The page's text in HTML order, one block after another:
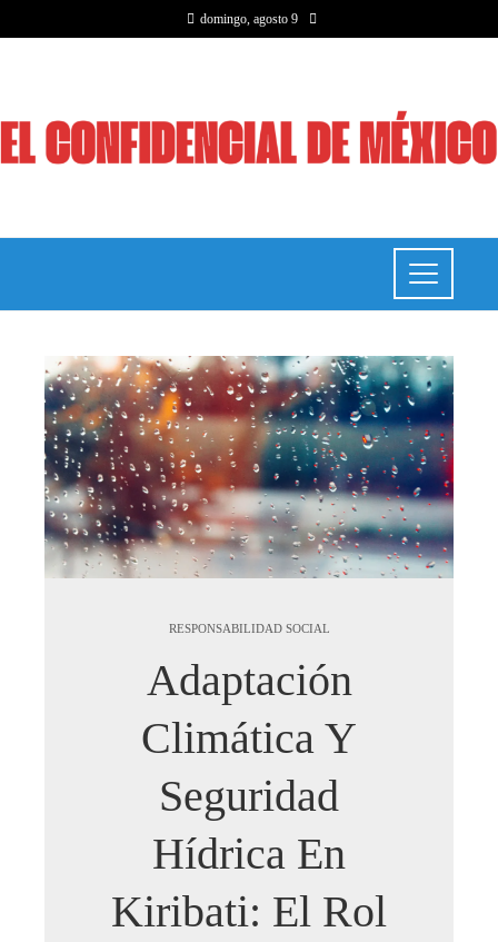
domingo, agosto 9
RESPONSABILIDAD SOCIAL
Adaptación
Climática Y
Seguridad
Hídrica En
Kiribati: El Rol